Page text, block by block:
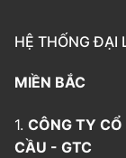
HỆ THỐNG ĐẠI
MIỀN BẮC
1. CÔNG TY CỔ
CẦU - GTC